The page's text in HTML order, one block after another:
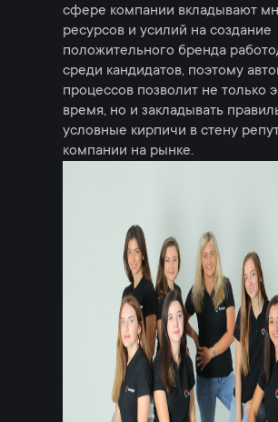
сфере компании вкладывают
ресурсов и усилий на создание
положительного бренда
среди кандидатов, поэтому
процессов позволит не только
время, но и закладывать
условные кирпичи в стену
компании на рынке.